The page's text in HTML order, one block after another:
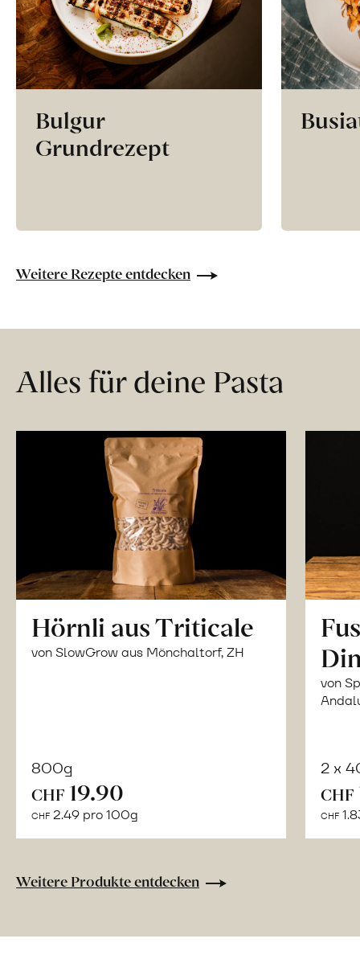
Bulgur
Grundrezept
Weitere Rezepte entdecken
Alles für deine Pasta
Hörnli aus Triticale
von SlowGrow aus Mönchaltorf, ZH
800g
CHF 19.90
CHF 2.49 pro 100g
von
2 x
CHF
CHF
Weitere Produkte entdecken